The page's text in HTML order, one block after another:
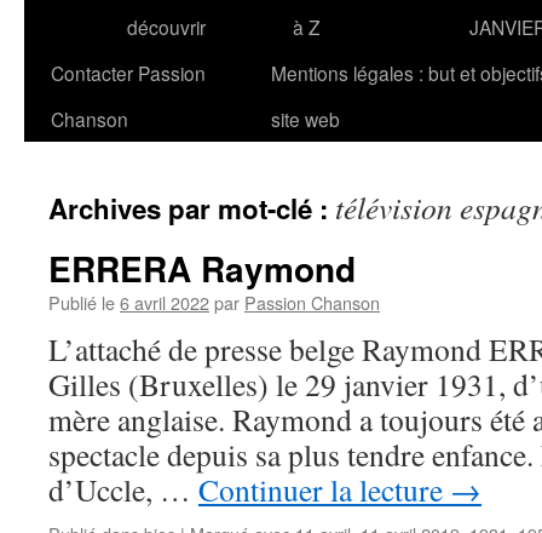
découvrir
à Z
Contacter Passion
Chanson
Mentions légales : but et
site web
Archives par mot-clé : télévision
ERRERA Raymond
Publié le6 avril 2022par Passion Chanson
L’attaché de presse belge Raymond
Gilles (Bruxelles) le 29 janvier 1931,
mère anglaise. Raymond a toujours été
spectacle depuis sa plus tendre
d’Uccle, … Continuer la lecture →